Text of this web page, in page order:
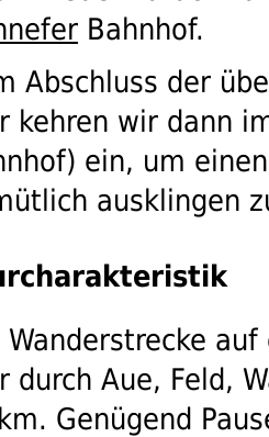
Bahnhof.
Abschluss der
kehren wir dann
ein, um
ausklingen
Wanderstrecke
durch Aue, Feld,
km. Genügend